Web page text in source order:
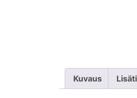
Kuvaus